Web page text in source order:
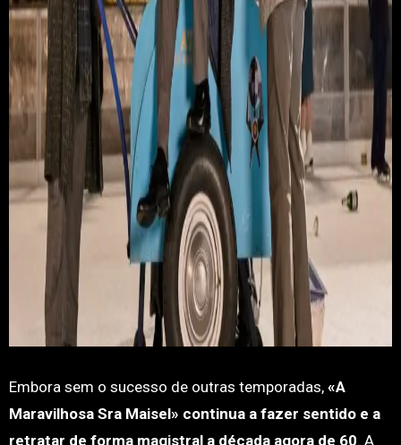
Embora sem o sucesso de outras temporadas, «A
Maravilhosa Sra Maisel» continua a fazer sentido e a
retratar de forma magistral a década agora de 60. A